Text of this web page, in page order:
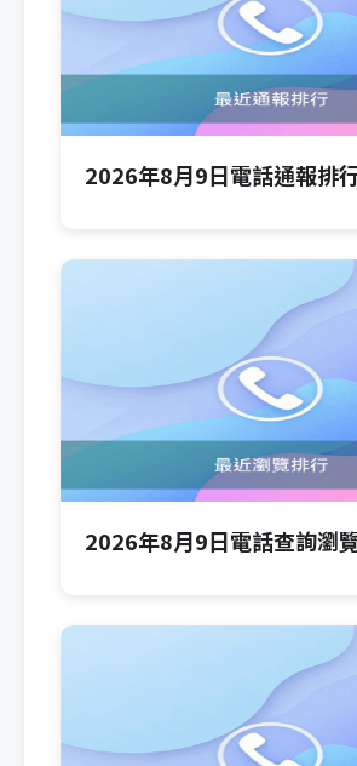
2026年8月9日電話通報排
2026年8月9日電話查詢瀏